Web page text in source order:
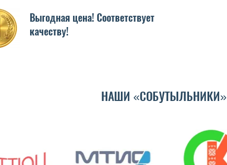
Выгодная цена! Соответствует
качеству!
НАШИ «СОБУТЫЛЬНИКИ»